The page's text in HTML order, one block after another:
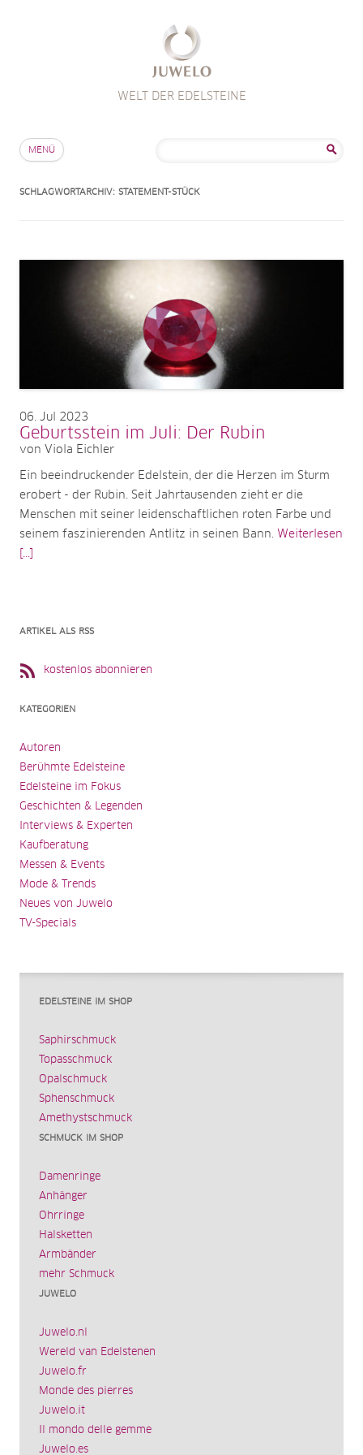
WELT DER EDELSTEINE
MENÜ
SCHLAGWORTARCHIV: STATEMENT-STÜCK
06 Jul 2023
Geburtsstein im Juli: Der Rubin
von Viola Eichler
Ein beeindruckender Edelstein, der die Herzen im Sturm
erobert - der Rubin. Seit Jahrtausenden zieht er die
Menschen mit seiner leidenschaftlichen roten Farbe und
seinem faszinierenden Antlitz in seinen Bann. Weiterlesen
ARTIKEL ALS RSS
kostenlos abonnieren
KATEGORIEN
Autoren
Berühmte Edelsteine
Edelsteine im Fokus
Geschichten & Legenden
Interviews & Experten
Kaufberatung
Messen & Events
Mode & Trends
Neues von Juwelo
TV-Specials
EDELSTEINE IM SHOP
Saphirschmuck
Topasschmuck
Opalschmuck
Sphenschmuck
Amethystschmuck
SCHMUCK IM SHOP
Damenringe
Anhänger
Ohrringe
Halsketten
Armbänder
mehr Schmuck
JUWELO
Juwelo.nl
Wereld van Edelstenen
Juwelo.fr
Monde des pierres
Juwelo.it
Il mondo delle gemme
Juwelo.es